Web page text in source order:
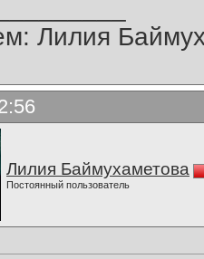
Лилия
Лилия Баймухаметова
Постоянный пользователь